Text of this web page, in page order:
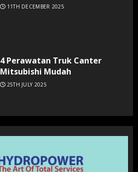
11TH DECEMBER 2025
4 Perawatan Truk Canter
Mitsubishi Mudah
25TH JULY 2025